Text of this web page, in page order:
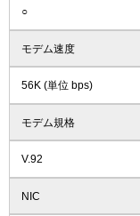
○
モデム速度
56K (単位 bps)
モデム規格
V.92
NIC